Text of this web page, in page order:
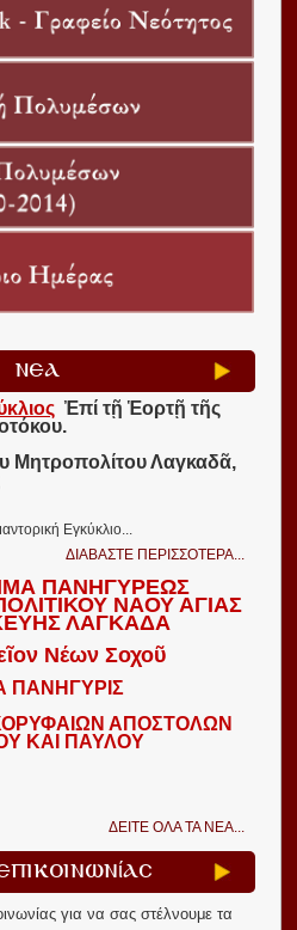
ΝΕΑ
Ἐπί τῇ Ἑορτῇ τῆς
Μητροπολίτου Λαγκαδᾶ,
Εγκύκλιο...
ΔΙΑΒΑΣΤΕ ΠΕΡΙΣΣΟΤΕΡΑ...
ΠΑΝΗΓΥΡΕΩΣ
ΝΑΟΥ ΑΓΙΑΣ
ΛΑΓΚΑΔΑ
Νέων Σοχοῦ
ΠΑΝΗΓΥΡΙΣ
ΑΠΟΣΤΟΛΩΝ
ΚΑΙ ΠΑΥΛΟΥ
ΔΕΙΤΕ ΟΛΑ ΤΑ ΝΕΑ...
για να σας στέλνουμε τα